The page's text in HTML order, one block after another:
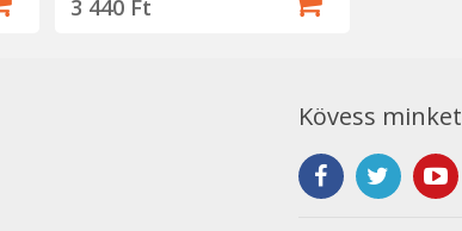
3 440 Ft
Kövess minket